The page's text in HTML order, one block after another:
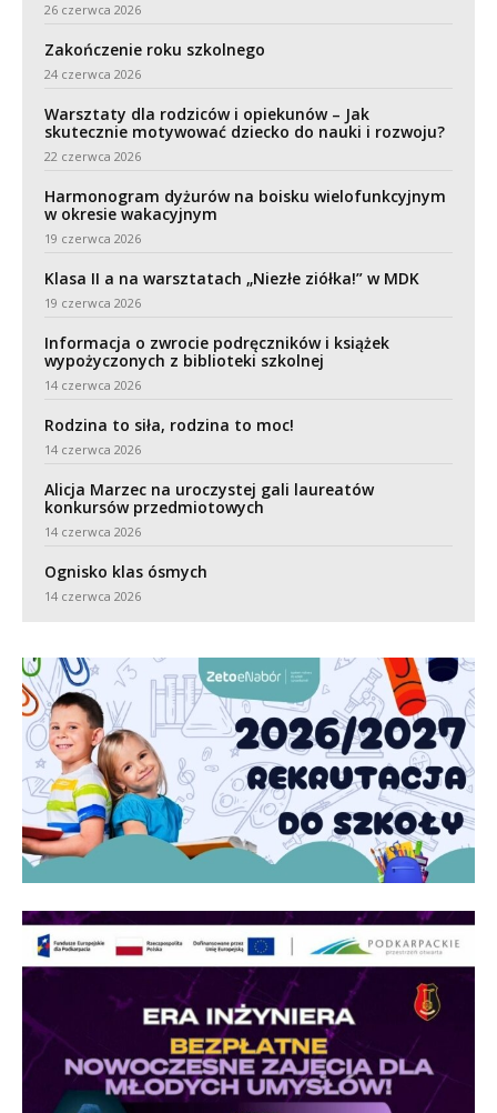
26 czerwca 2026
Zakończenie roku szkolnego
24 czerwca 2026
Warsztaty dla rodziców i opiekunów – Jak
skutecznie motywować dziecko do nauki i rozwoju?
22 czerwca 2026
Harmonogram dyżurów na boisku wielofunkcyjnym
w okresie wakacyjnym
19 czerwca 2026
Klasa II a na warsztatach „Niezłe ziółka!” w MDK
19 czerwca 2026
Informacja o zwrocie podręczników i książek
wypożyczonych z biblioteki szkolnej
14 czerwca 2026
Rodzina to siła, rodzina to moc!
14 czerwca 2026
Alicja Marzec na uroczystej gali laureatów
konkursów przedmiotowych
14 czerwca 2026
Ognisko klas ósmych
14 czerwca 2026